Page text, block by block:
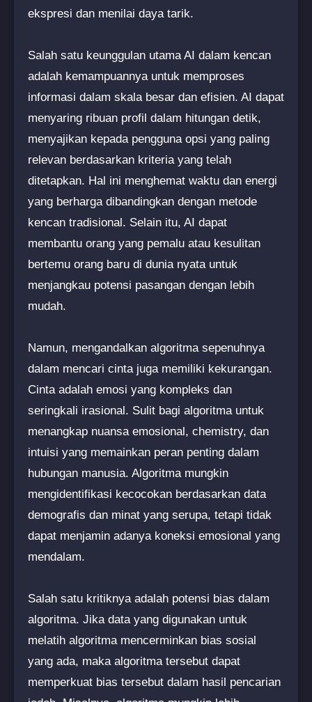
ekspresi dan menilai daya tarik.
Salah satu keunggulan utama AI dalam kencan
adalah kemampuannya untuk memproses
informasi dalam skala besar dan efisien. AI dapat
menyaring ribuan profil dalam hitungan detik,
menyajikan kepada pengguna opsi yang paling
relevan berdasarkan kriteria yang telah
ditetapkan. Hal ini menghemat waktu dan energi
yang berharga dibandingkan dengan metode
kencan tradisional. Selain itu, AI dapat
membantu orang yang pemalu atau kesulitan
bertemu orang baru di dunia nyata untuk
menjangkau potensi pasangan dengan lebih
mudah.
Namun, mengandalkan algoritma sepenuhnya
dalam mencari cinta juga memiliki kekurangan.
Cinta adalah emosi yang kompleks dan
seringkali irasional. Sulit bagi algoritma untuk
menangkap nuansa emosional, chemistry, dan
intuisi yang memainkan peran penting dalam
hubungan manusia. Algoritma mungkin
mengidentifikasi kecocokan berdasarkan data
demografis dan minat yang serupa, tetapi tidak
dapat menjamin adanya koneksi emosional yang
mendalam.
Salah satu kritiknya adalah potensi bias dalam
algoritma. Jika data yang digunakan untuk
melatih algoritma mencerminkan bias sosial
yang ada, maka algoritma tersebut dapat
memperkuat bias tersebut dalam hasil pencarian